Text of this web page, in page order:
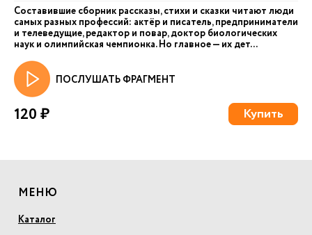
Составившие сборник рассказы, стихи и сказки читают люди
самых разных профессий: актёр и писатель, предприниматели
и телеведущие, редактор и повар, доктор биологических
наук и олимпийская чемпионка. Но главное — их дет...
ПОСЛУШАТЬ ФРАГМЕНТ
120 ₽ Купить
МЕНЮ
Каталог